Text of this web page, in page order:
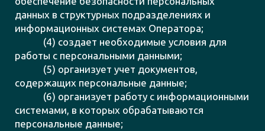
данных в структурных подразделениях и
информационных системах Оператора;
(4) создает необходимые условия для
работы с персональными данными;
(5) организует учет документов,
содержащих персональные данные;
(6) организует работу с информационными
системами, в которых обрабатываются
персональные данные;